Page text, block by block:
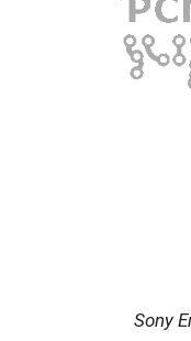
Sony